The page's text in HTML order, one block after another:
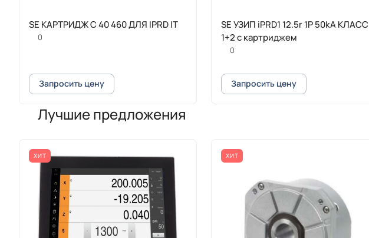
SE КАРТРИДЖ C 40 460 ДЛЯ IPRD IT
0
Запросить цену
SE УЗИП iPRD1 12.5r 1P 50kA КЛАСС
1+2 с картриджем
0
Запросить цену
Лучшие предложения
ХИТ ХИТ